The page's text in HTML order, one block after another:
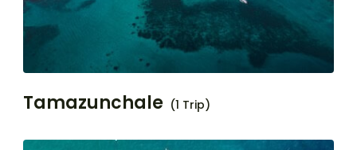
Tamazunchale (1 Trip)